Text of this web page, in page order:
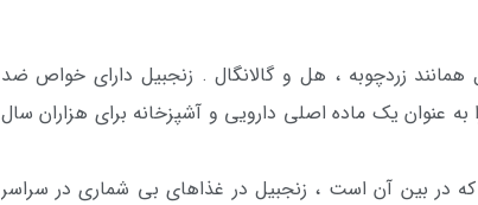
زردچوبه ، هل و گالانگال . زنجبیل دارای خواص ضد
عنوان یک ماده اصلی دارویی و آشپزخانه برای هزاران سال
در بین آن است ، زنجبیل در غذاهای بی شماری در سراسر